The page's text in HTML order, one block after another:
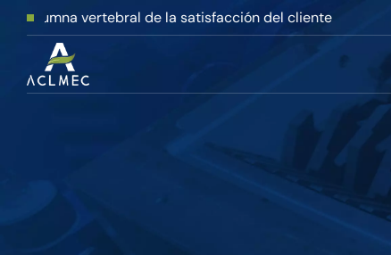
vertebral de la satisfacción del cliente